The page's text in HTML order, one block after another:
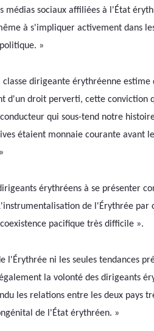
médias sociaux affiliées à l'État
à s'impliquer activement dans
»
dirigeante érythréenne estime
d'un droit perverti, cette conviction
qui sous-tend notre
étaient monnaie courante avant
érythréens à se présenter
de l'Érythrée par
la coexistence pacifique très
l'Érythrée ni les seules tendances
la volonté des dirigeants
les relations entre les deux pays
de l'État érythréen. »